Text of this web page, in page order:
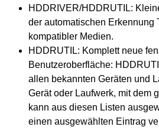
HDDRIVER/HDDRUTIL:
der automatischen Erkennung
kompatibler Medien.
HDDRUTIL: Komplett neue
Benutzeroberfläche:
allen bekannten Geräten und
Gerät oder Laufwerk, mit dem
kann aus diesen Listen
einen ausgewählten Eintrag